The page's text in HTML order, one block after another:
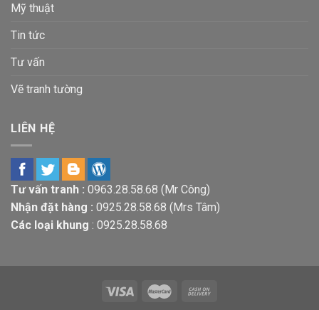
Mỹ thuật
Tin tức
Tư vấn
Vẽ tranh tường
LIÊN HỆ
Tư vấn tranh : 0963.28.58.68 (Mr Công)
Nhận đặt hàng : 0925.28.58.68 (Mrs Tâm)
Các loại khung : 0925.28.58.68